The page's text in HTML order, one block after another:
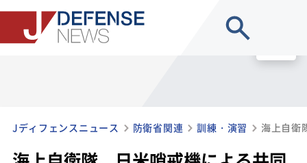
Jディフェンスニュース 防衛省関連 訓練・演習 海上自衛